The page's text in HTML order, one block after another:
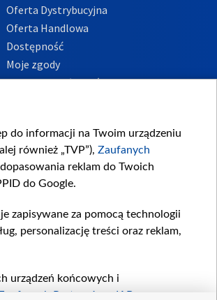
Oferta Dystrybucyjna
Oferta Handlowa
Dostępność
Moje zgody
Procedura zgłoszeń
do informacji na Twoim urządzeniu
również „TVP”), Zaufanych
reklam do Twoich
do Google.
zapisywane za pomocą technologii
personalizację treści oraz reklam,
urządzeń końcowych i
Partnerów z IAB